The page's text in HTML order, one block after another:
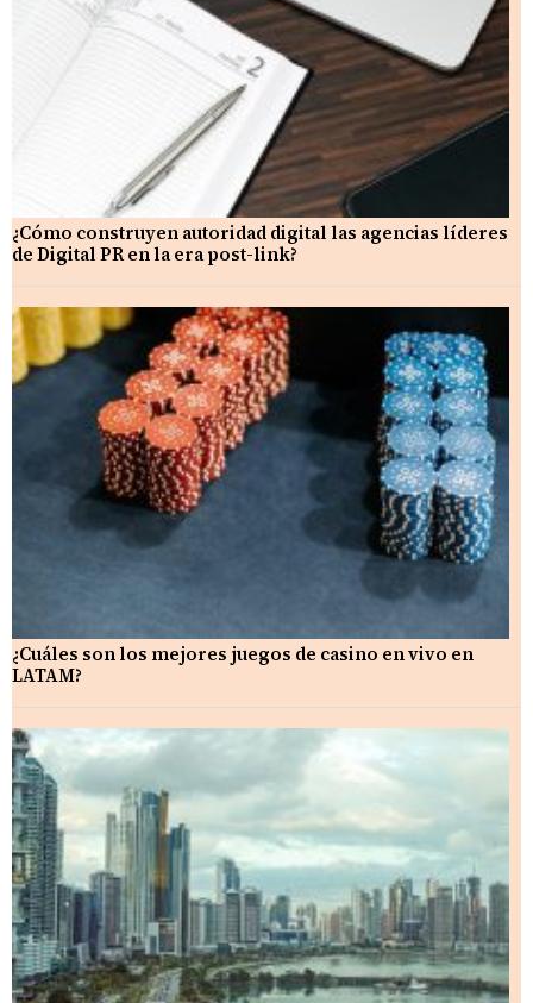
¿Cómo construyen autoridad digital las agencias líderes
de Digital PR en la era post-link?
¿Cuáles son los mejores juegos de casino en vivo en
LATAM?